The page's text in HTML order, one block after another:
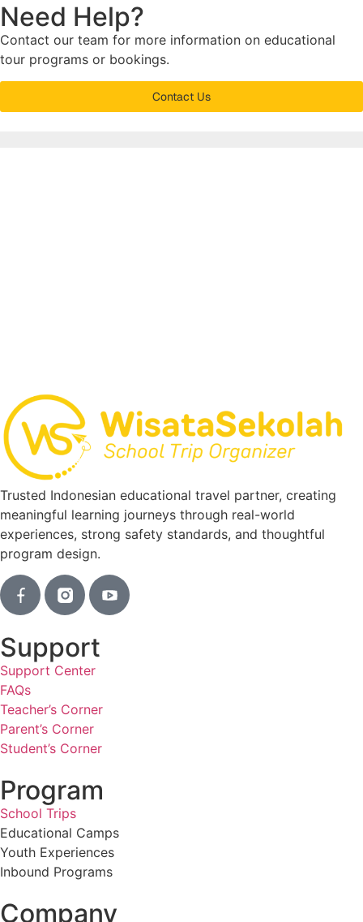
Need Help?
Contact our team for more information on educational
tour programs or bookings.
Contact Us
Trusted Indonesian educational travel partner, creating
meaningful learning journeys through real-world
experiences, strong safety standards, and thoughtful
program design.
Support
Support Center
FAQs
Teacher’s Corner
Parent’s Corner
Student’s Corner
Program
School Trips
Educational Camps
Youth Experiences
Inbound Programs
Company